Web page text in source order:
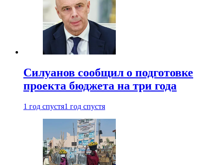
Силуанов сообщил о подготовке
проекта бюджета на три года
1 год спустя1 год спустя